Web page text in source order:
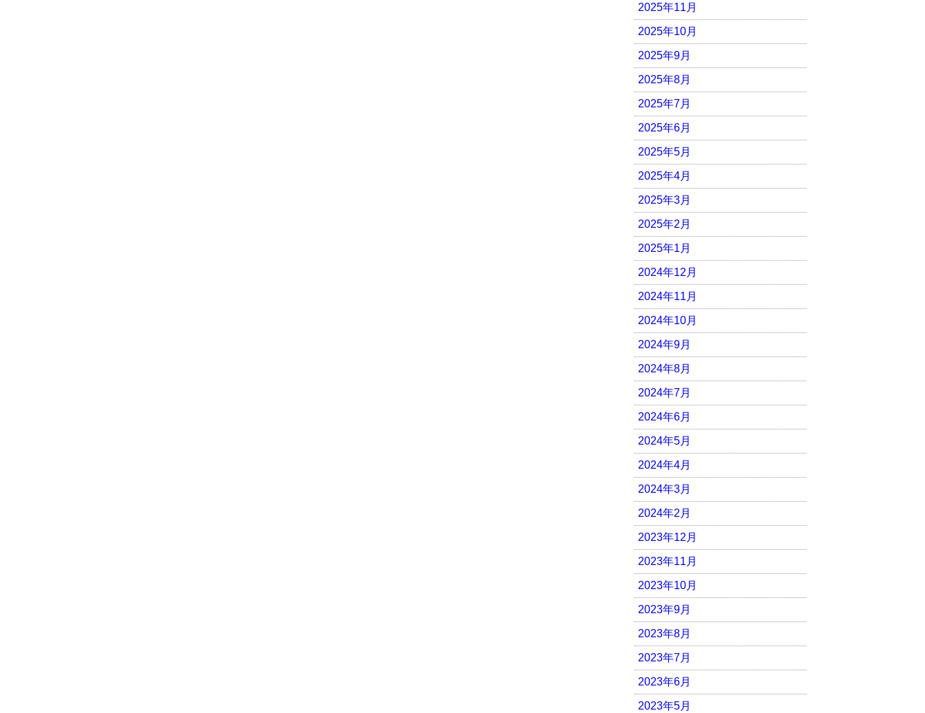
2025年11月
2025年10月
2025年9月
2025年8月
2025年7月
2025年6月
2025年5月
2025年4月
2025年3月
2025年2月
2025年1月
2024年12月
2024年11月
2024年10月
2024年9月
2024年8月
2024年7月
2024年6月
2024年5月
2024年4月
2024年3月
2024年2月
2023年12月
2023年11月
2023年10月
2023年9月
2023年8月
2023年7月
2023年6月
2023年5月